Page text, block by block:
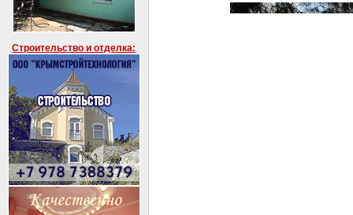
Строительство и отделка: